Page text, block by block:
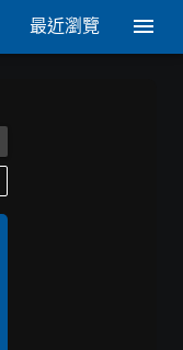
最近瀏覽